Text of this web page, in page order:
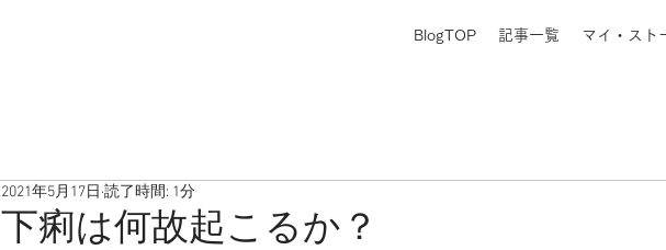
BlogTOP 記事一覧 マイ・スト
下痢は何故起こるか？
2021年5月17日 読了時間: 1分